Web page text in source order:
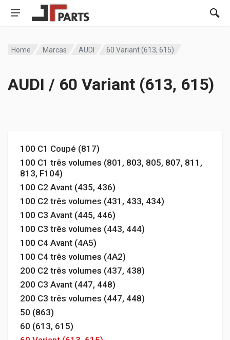
Home Marcas AUDI 60 Variant (613, 615)
AUDI / 60 Variant (613, 615)
100 C1 Coupé (817)
100 C1 três volumes (801, 803, 805, 807, 811,
813, F104)
100 C2 Avant (435, 436)
100 C2 três volumes (431, 433, 434)
100 C3 Avant (445, 446)
100 C3 três volumes (443, 444)
100 C4 Avant (4A5)
100 C4 três volumes (4A2)
200 C2 três volumes (437, 438)
200 C3 Avant (447, 448)
200 C3 três volumes (447, 448)
50 (863)
60 (613, 615)